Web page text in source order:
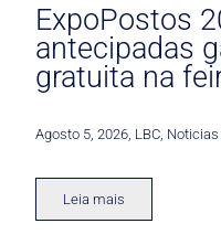
ExpoPostos
antecipadas
gratuita na
Agosto 5, 2026 LBC Noticias
Leia mais